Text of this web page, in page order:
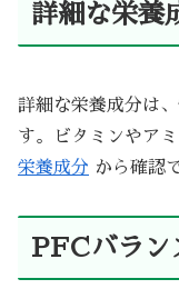
詳細な栄養
詳細な栄養成分は
す。ビタミンやア
栄養成分 から確認
PFCバラン